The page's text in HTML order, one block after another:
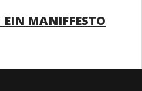
MANIFFESTO